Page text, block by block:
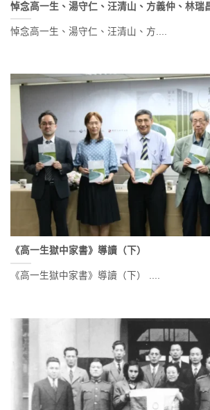
悼念高一生、湯守仁、汪清山、方義仲、林瑞
悼念高一生、湯守仁、汪清山、方....
《高一生獄中家書》導讀（下）
《高一生獄中家書》導讀（下） ....